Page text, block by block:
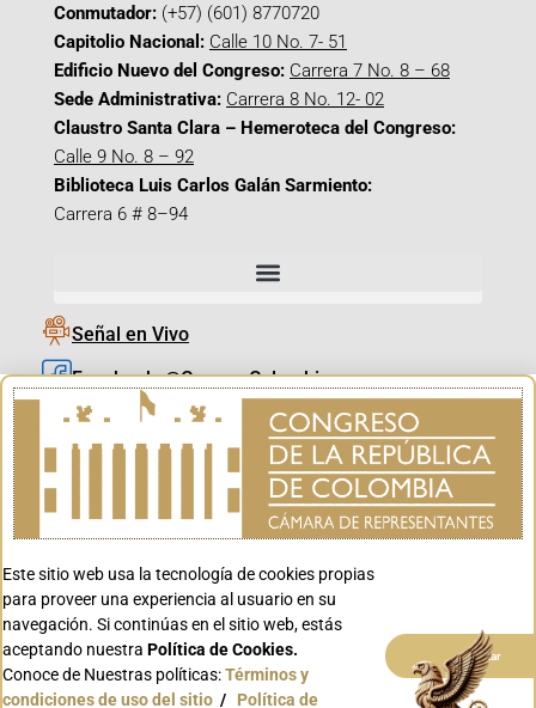
Conmutador: (+57) (601) 8770720
Capitolio Nacional: Calle 10 No. 7- 51
Edificio Nuevo del Congreso: Carrera 7 No. 8 – 68
Sede Administrativa: Carrera 8 No. 12- 02
Claustro Santa Clara – Hemeroteca del Congreso:
Calle 9 No. 8 – 92
Biblioteca Luis Carlos Galán Sarmiento:
Carrera 6 # 8–94
Señal en Vivo
Facebook_@CamaraColombia
Instagram_@CamaraColombia
X_@CamaraColombia
Youtube_@CamaraColombia
Youtube_@CanalCongreso
Conoce GOV.CO
Este sitio web usa la tecnología de cookies propias
para proveer una experiencia al usuario en su
navegación. Si continúas en el sitio web, estás
aceptando nuestra Política de Cookies.
Conoce de Nuestras políticas:Términos y
condiciones de uso del sitio / Política de
Aceptar